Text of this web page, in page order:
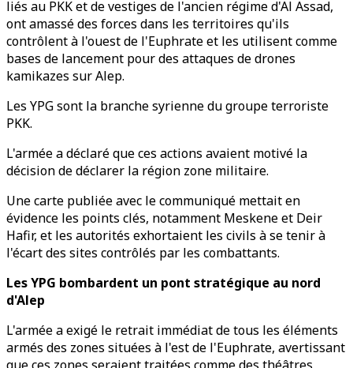
liés au PKK et de vestiges de l'ancien régime d'Al Assad,
ont amassé des forces dans les territoires qu'ils
contrôlent à l'ouest de l'Euphrate et les utilisent comme
bases de lancement pour des attaques de drones
kamikazes sur Alep.
Les YPG sont la branche syrienne du groupe terroriste
PKK.
L'armée a déclaré que ces actions avaient motivé la
décision de déclarer la région zone militaire.
Une carte publiée avec le communiqué mettait en
évidence les points clés, notamment Meskene et Deir
Hafir, et les autorités exhortaient les civils à se tenir à
l'écart des sites contrôlés par les combattants.
Les YPG bombardent un pont stratégique au nord
d'Alep
L'armée a exigé le retrait immédiat de tous les éléments
armés des zones situées à l'est de l'Euphrate, avertissant